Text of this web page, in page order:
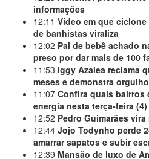
informações
12:11 Vídeo em que
de banhistas viraliza
12:02 Pai de bebê achado
preso por dar mais de 100
11:53 Iggy Azalea reclama
meses e demonstra
11:07 Confira quais bairros
energia nesta terça-feira (4)
12:52 Pedro Guimarães
12:44 Jojo Todynho perde
amarrar sapatos e subir
12:39 Mansão de luxo de